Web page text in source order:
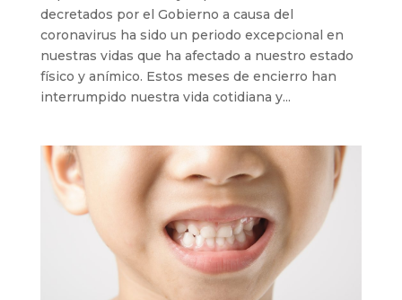
decretados por el Gobierno a causa del
coronavirus ha sido un periodo excepcional en
nuestras vidas que ha afectado a nuestro estado
físico y anímico. Estos meses de encierro han
interrumpido nuestra vida cotidiana y...